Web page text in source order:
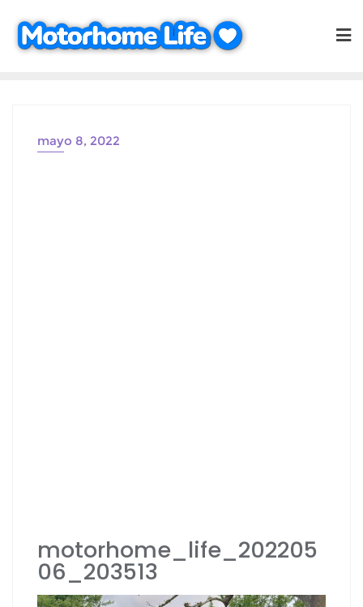
contenido
mayo 8, 2022
motorhome_life_202205
06_203513